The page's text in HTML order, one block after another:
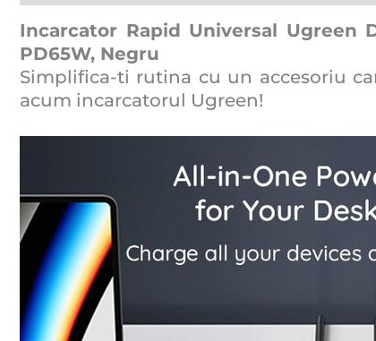
Incarcator Rapid Universal Ugreen
PD65W, Negru
Simplifica-ti rutina cu un accesoriu
acum incarcatorul Ugreen!